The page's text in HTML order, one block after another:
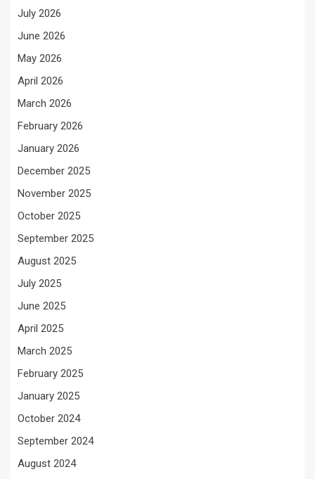
July 2026
June 2026
May 2026
April 2026
March 2026
February 2026
January 2026
December 2025
November 2025
October 2025
September 2025
August 2025
July 2025
June 2025
April 2025
March 2025
February 2025
January 2025
October 2024
September 2024
August 2024